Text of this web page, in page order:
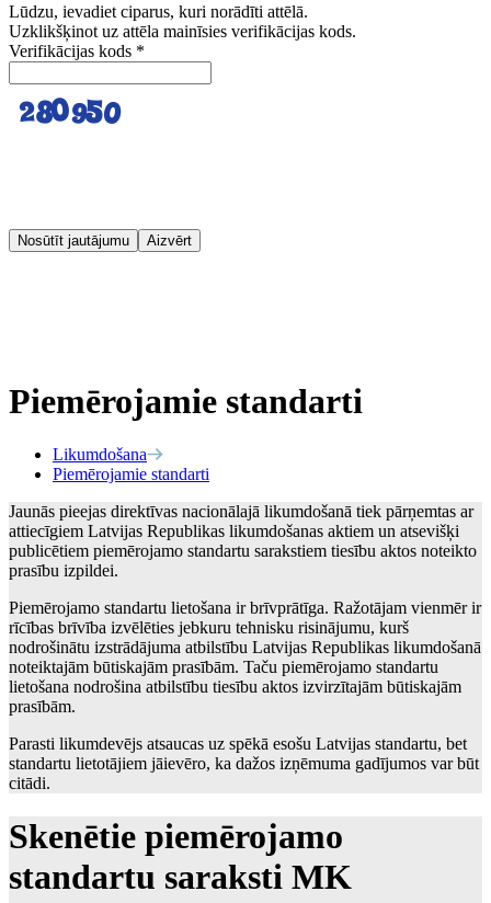
Lūdzu, ievadiet ciparus, kuri norādīti attēlā.
Uzklikšķinot uz attēla mainīsies verifikācijas kods.
Verifikācijas kods *
Nosūtīt jautājumu Aizvērt
Piemērojamie standarti
Likumdošana
Piemērojamie standarti
Jaunās pieejas direktīvas nacionālajā likumdošanā tiek pārņemtas ar
attiecīgiem Latvijas Republikas likumdošanas aktiem un atsevišķi
publicētiem piemērojamo standartu sarakstiem tiesību aktos noteikto
prasību izpildei.
Piemērojamo standartu lietošana ir brīvprātīga. Ražotājam vienmēr ir
rīcības brīvība izvēlēties jebkuru tehnisku risinājumu, kurš
nodrošinātu izstrādājuma atbilstību Latvijas Republikas likumdošanā
noteiktajām būtiskajām prasībām. Taču piemērojamo standartu
lietošana nodrošina atbilstību tiesību aktos izvirzītajām būtiskajām
prasībām.
Parasti likumdevējs atsaucas uz spēkā esošu Latvijas standartu, bet
standartu lietotājiem jāievēro, ka dažos izņēmuma gadījumos var būt
citādi.
Skenētie piemērojamo
standartu saraksti MK